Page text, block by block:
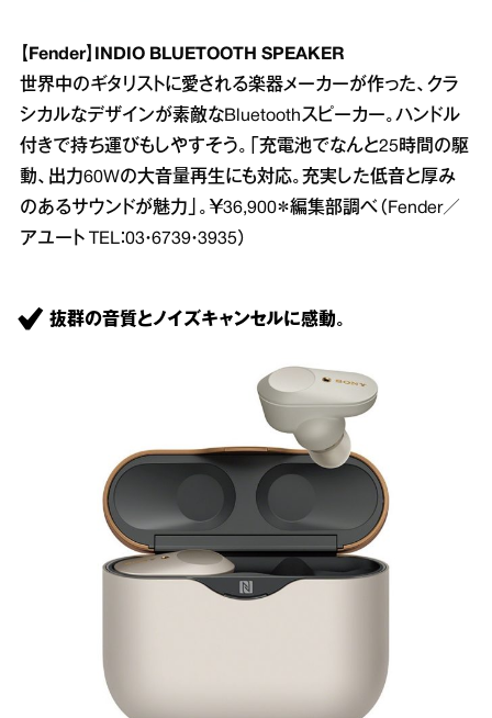
【Fender】INDIO BLUETOOTH SPEAKER
世界中のギタリストに愛される楽器メーカーが作った、クラ
シカルなデザインが素敵なBluetoothスピーカー。ハンドル
付きで持ち運びもしやすそう。「充電池でなんと25時間の駆
動、出力60Wの大音量再生にも対応。充実した低音と厚み
のあるサウンドが魅力」。￥36,900＊編集部調べ（Fender／
アユート TEL：03・6739・3935）
抜群の音質とノイズキャンセルに感動。